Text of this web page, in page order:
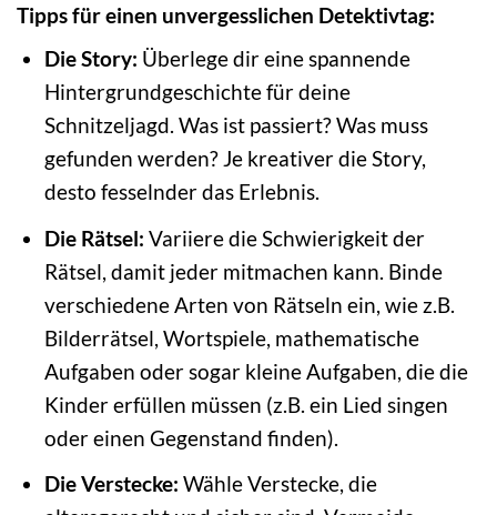
Tipps für einen unvergesslichen Detektivtag:
Die Story: Überlege dir eine spannende
Hintergrundgeschichte für deine
Schnitzeljagd. Was ist passiert? Was muss
gefunden werden? Je kreativer die Story,
desto fesselnder das Erlebnis.
Die Rätsel: Variiere die Schwierigkeit der
Rätsel, damit jeder mitmachen kann. Binde
verschiedene Arten von Rätseln ein, wie z.B.
Bilderrätsel, Wortspiele, mathematische
Aufgaben oder sogar kleine Aufgaben, die die
Kinder erfüllen müssen (z.B. ein Lied singen
oder einen Gegenstand finden).
Die Verstecke: Wähle Verstecke, die